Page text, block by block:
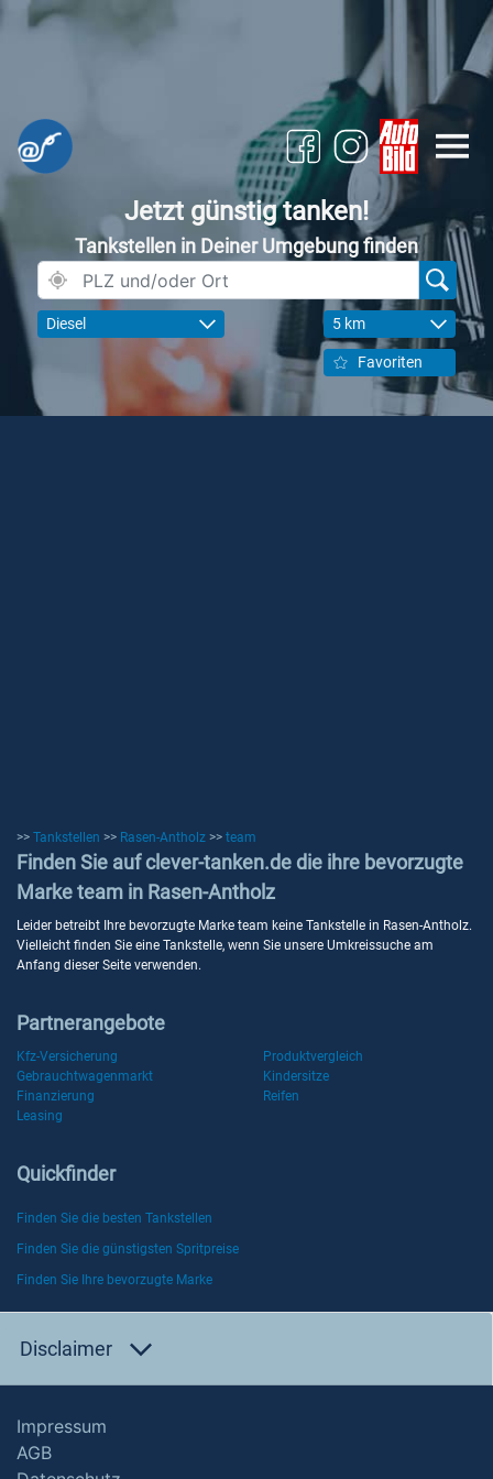
Jetzt günstig tanken!
Tankstellen in Deiner Umgebung finden
Diesel 5 km
Favoriten
>> Tankstellen >> Rasen-Antholz >> team
Finden Sie auf clever-tanken.de die ihre bevorzugte
Marke team in Rasen-Antholz
Leider betreibt Ihre bevorzugte Marke team keine Tankstelle in Rasen-Antholz.
Vielleicht finden Sie eine Tankstelle, wenn Sie unsere Umkreissuche am
Anfang dieser Seite verwenden.
Partnerangebote
Kfz-Versicherung
Produktvergleich
Gebrauchtwagenmarkt
Kindersitze
Finanzierung
Reifen
Leasing
Quickfinder
Finden Sie die besten Tankstellen
Finden Sie die günstigsten Spritpreise
Finden Sie Ihre bevorzugte Marke
Disclaimer
Impressum
AGB